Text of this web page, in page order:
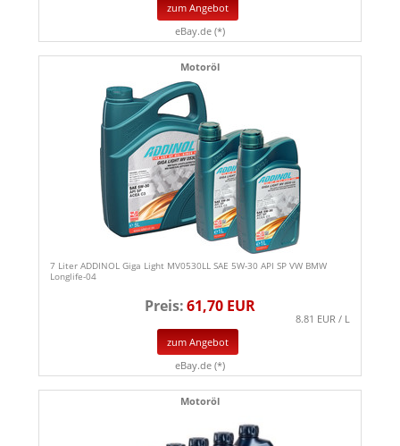
zum Angebot
eBay.de (*)
Motoröl
7 Liter ADDINOL Giga Light MV0530LL SAE 5W-30 API SP VW BMW
Longlife-04
Preis:61,70 EUR
8.81 EUR / L
zum Angebot
eBay.de (*)
Motoröl